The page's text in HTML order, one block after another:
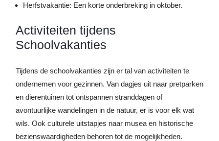
Herfstvakantie: Een korte onderbreking in oktober.
Activiteiten tijdens
Schoolvakanties
Tijdens de schoolvakanties zijn er tal van activiteiten te
ondernemen voor gezinnen. Van dagjes uit naar pretparken
en dierentuinen tot ontspannen stranddagen of
avontuurlijke wandelingen in de natuur, er is voor elk wat
wils. Ook culturele uitstapjes naar musea en historische
bezienswaardigheden behoren tot de mogelijkheden.